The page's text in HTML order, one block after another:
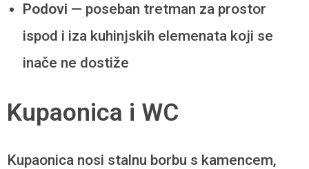
Podovi — poseban tretman za prostor
ispod i iza kuhinjskih elemenata koji se
inače ne dostiže
Kupaonica i WC
Kupaonica nosi stalnu borbu s kamencem,